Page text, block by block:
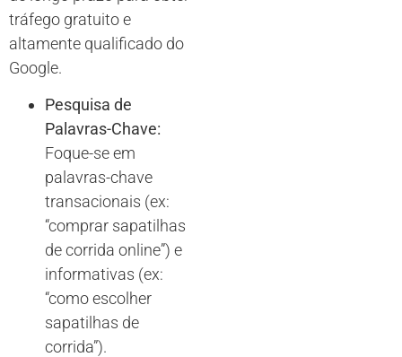
tráfego gratuito e
altamente qualificado do
Google.
Pesquisa de
Palavras-Chave:
Foque-se em
palavras-chave
transacionais (ex:
“comprar sapatilhas
de corrida online”) e
informativas (ex:
“como escolher
sapatilhas de
corrida”).